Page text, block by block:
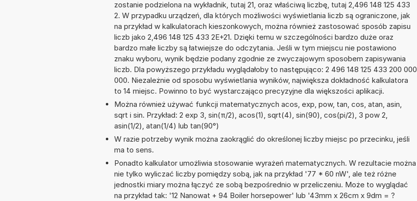
zostanie podzielona na wykładnik, tutaj 21, oraz właściwą liczbę, tutaj 2,496 148 125 433
2. W przypadku urządzeń, dla których możliwości wyświetlania liczb są ograniczone, jak
na przykład w kalkulatorach kieszonkowych, można również zastosować sposób zapisu
liczb jako 2,496 148 125 433 2E+21. Dzięki temu w szczególności bardzo duże oraz
bardzo małe liczby są łatwiejsze do odczytania. Jeśli w tym miejscu nie postawiono
znaku wyboru, wynik będzie podany zgodnie ze zwyczajowym sposobem zapisywania
liczb. Dla powyższego przykładu wyglądałoby to następująco: 2 496 148 125 433 200 000
000. Niezależnie od sposobu wyświetlania wyników, największa dokładność kalkulatora
to 14 miejsc. Powinno to być wystarczająco precyzyjne dla większości aplikacji.
Można również używać funkcji matematycznych acos, exp, pow, tan, cos, atan, asin,
sqrt i sin. Przykład: 2 exp 3, sin(π/2), acos(1), sqrt(4), sin(90), cos(pi/2), 3 pow 2,
asin(1/2), atan(1/4) lub tan(90°)
W razie potrzeby wynik można zaokrąglić do określonej liczby miejsc po przecinku, jeśli
ma to sens.
Ponadto kalkulator umożliwia stosowanie wyrażeń matematycznych. W rezultacie można
nie tylko wyliczać liczby pomiędzy sobą, jak na przykład '77 * 60 nW', ale też różne
jednostki miary można łączyć ze sobą bezpośrednio w przeliczeniu. Może to wyglądać
na przykład tak: '12 Nanowat + 94 Boiler horsepower' lub '43mm x 26cm x 9dm = ?